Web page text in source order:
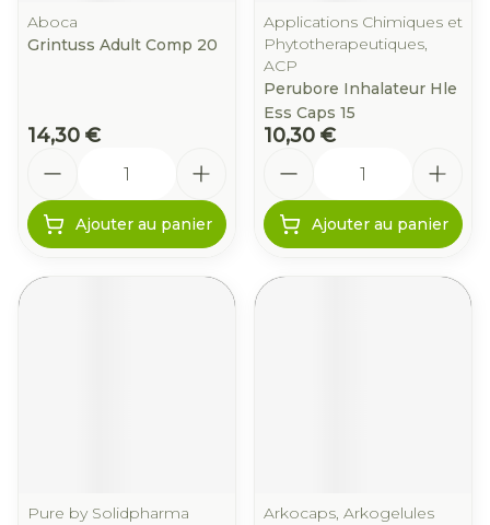
Aboca
Grintuss Adult Comp 20
14,30 €
Ajouter au panier
Applications Chimiques et
Phytotherapeutiques,
ACP
Perubore Inhalateur Hle
Ess Caps 15
10,30 €
Ajouter au panier
Pure by Solidpharma
Arkocaps, Arkogelules